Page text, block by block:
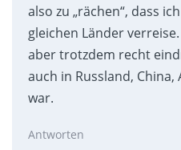
also zu „rächen“, dass
gleichen Länder
aber trotzdem recht
auch in Russland,
war.
Antworten